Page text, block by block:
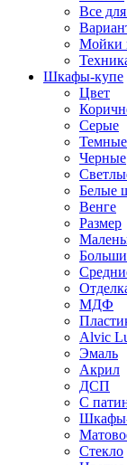
Все
Мойки
Шкафы-купе
Цвет
Серые
Темные
Черные
Белые
Венге
Размер
МДФ
Alvic
Эмаль
Акрил
ДСП
С
Шкафы-
Стекло